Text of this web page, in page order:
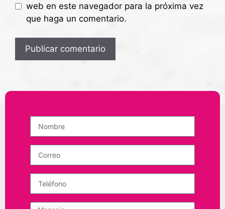
web en este navegador para la próxima vez
que haga un comentario.